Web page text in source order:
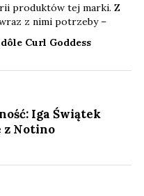
produktów tej marki. Z
z nimi potrzeby –
Curl Goddess
Iga Świątek
z Notino